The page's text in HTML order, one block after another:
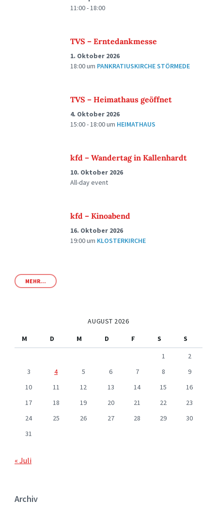
11:00 - 18:00
TVS – Erntedankmesse
1. Oktober 2026
18:00um PANKRATIUSKIRCHE STÖRMEDE
TVS – Heimathaus geöffnet
4. Oktober 2026
15:00 - 18:00um HEIMATHAUS
kfd – Wandertag in Kallenhardt
10. Oktober 2026
All-day event
kfd – Kinoabend
16. Oktober 2026
19:00um KLOSTERKIRCHE
MEHR...
AUGUST 2026
M
D M D F S
S
1
2
3
4 5 6 7 8
9
10
11 12 13 14 15
16
17
18 19 20 21 22
23
24
25 26 27 28 29
30
31
« Juli
Archiv